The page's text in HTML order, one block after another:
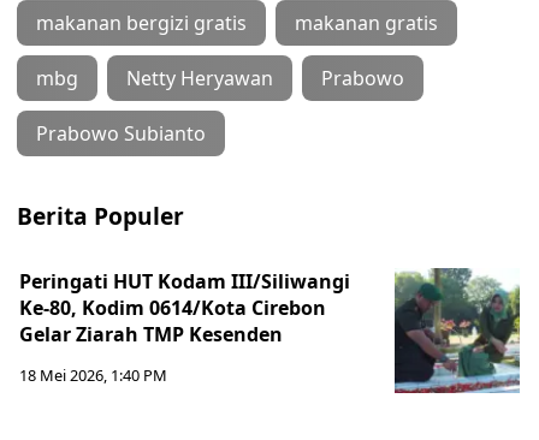
makanan bergizi gratis makanan gratis
mbg Netty Heryawan Prabowo
Prabowo Subianto
Berita Populer
Peringati HUT Kodam III/Siliwangi
Ke-80, Kodim 0614/Kota Cirebon
Gelar Ziarah TMP Kesenden
18 Mei 2026, 1:40 PM